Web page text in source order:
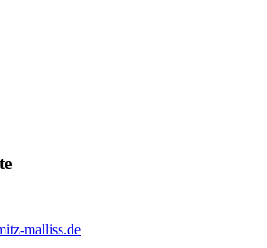
malliss.de